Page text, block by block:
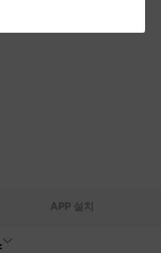
APP 설치